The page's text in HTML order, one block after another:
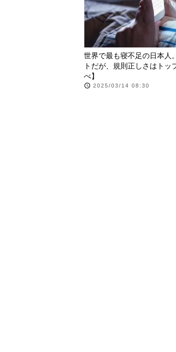
世界で最も寝不足の日本人
トだが、規則正しさはトッ
べ】
2025/03/14 08:30